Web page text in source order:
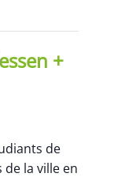
+
de
la ville en